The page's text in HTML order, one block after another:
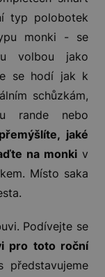
typ polobotek
monki - se
volbou jako
se hodí jak k
schůzkám,
rande nebo
přemýšlíte, jaké
na monki v
Místo saka
Podívejte se
pro toto roční